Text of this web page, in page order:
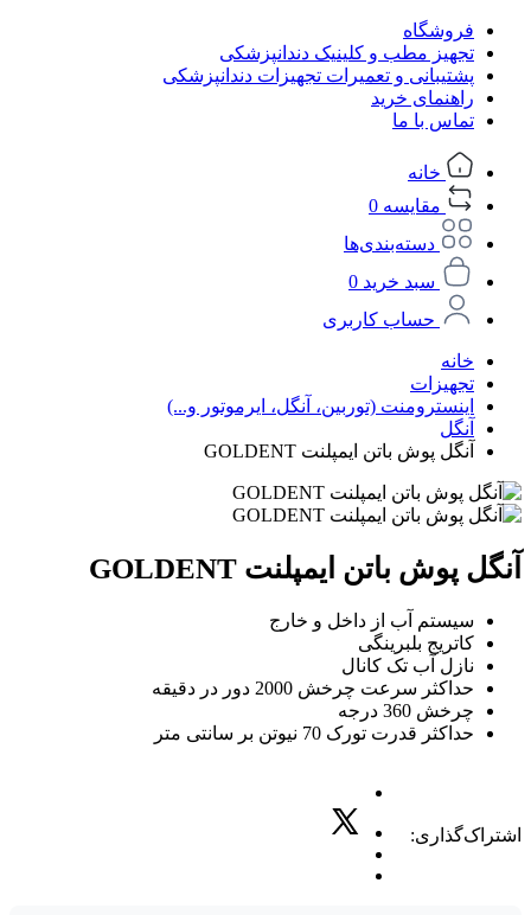
فروشگاه
تجهیز مطب و کلینیک دندانپزشکی
پشتیبانی و تعمیرات تجهیزات دندانپزشکی
راهنمای خرید
تماس با ما
خانه
مقایسه 0
دسته‌بندی‌ها
سبد خرید 0
حساب کاربری
خانه
تجهیزات
اینسترومنت (توربین، آنگل، ایرموتور و...)
آنگل
آنگل پوش باتن ایمپلنت GOLDENT
آنگل پوش باتن ایمپلنت GOLDENT
سیستم آب از داخل و خارج
کاتریج بلبرینگی
نازل آب تک کانال
حداکثر سرعت چرخش 2000 دور در دقیقه
چرخش 360 درجه
حداکثر قدرت تورک 70 نیوتن بر سانتی متر
اشتراک‌گذاری: